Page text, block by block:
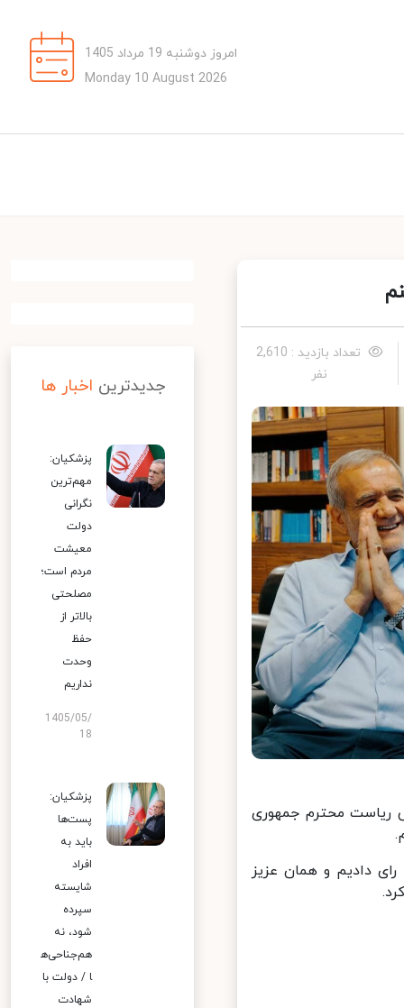
امروز دوشنبه 19 مرداد 1405
Monday 10 August 2026
تعداد بازدید : 2,610
نفر
محترم جمهوری
دادیم و همان عزیز
جدیدترین اخبار ها
پزشکیان:
مهم‌ترین
نگرانی
دولت
معیشت
مردم است؛
مصلحتی
بالاتر از
حفظ
وحدت
نداریم
1405/05/
18
پزشکیان:
پست‌ها
باید به
افراد
شایسته
سپرده
شود، نه
هم‌جناحی‌ه
ا / دولت با
شهادت